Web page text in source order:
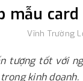
mẫu
Vĩnh Trường
tượng tốt với
kinh doanh.